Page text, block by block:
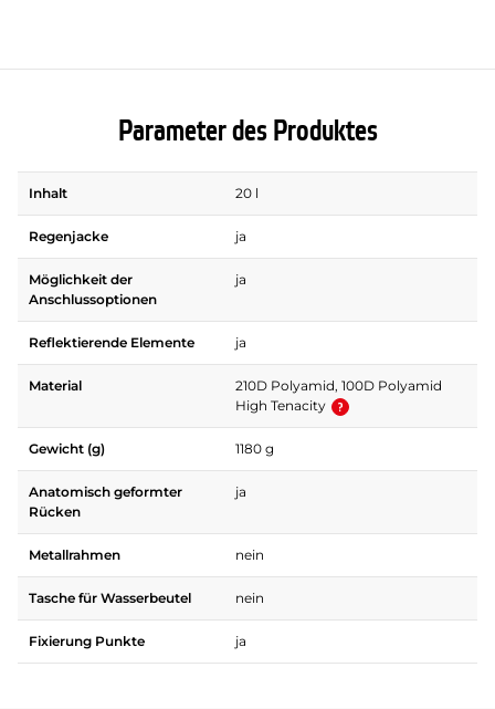
Parameter des Produktes
Inhalt 20 l
Regenjacke ja
Möglichkeit der
Anschlussoptionen
ja
Reflektierende Elemente ja
Material
210D Polyamid, 100D Polyamid
High Tenacity
Gewicht (g) 1180 g
Anatomisch geformter
Rücken
ja
Metallrahmen nein
Tasche für Wasserbeutel nein
Fixierung Punkte ja